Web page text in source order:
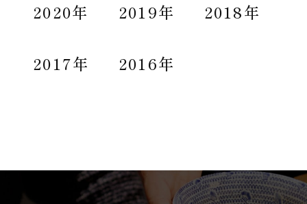
2020年 2019年 2018年
2017年 2016年